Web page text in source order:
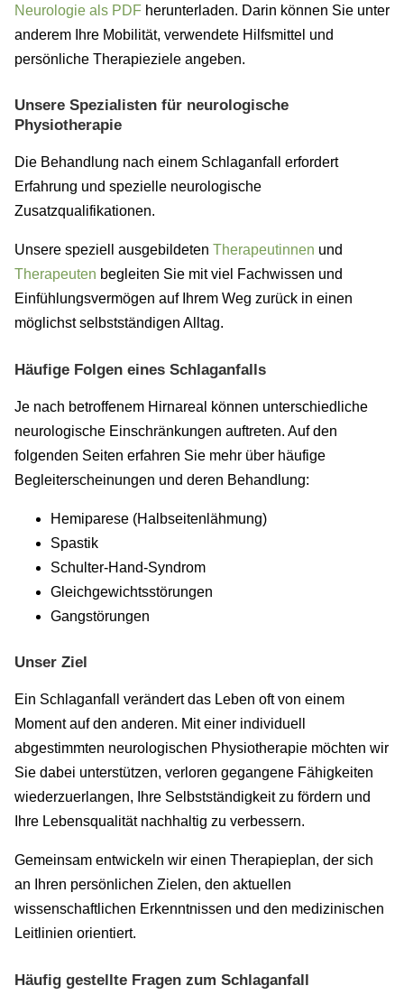
Neurologie als PDF herunterladen. Darin können Sie unter
anderem Ihre Mobilität, verwendete Hilfsmittel und
persönliche Therapieziele angeben.
Unsere Spezialisten für neurologische
Physiotherapie
Die Behandlung nach einem Schlaganfall erfordert
Erfahrung und spezielle neurologische
Zusatzqualifikationen.
Unsere speziell ausgebildeten Therapeutinnen und
Therapeuten begleiten Sie mit viel Fachwissen und
Einfühlungsvermögen auf Ihrem Weg zurück in einen
möglichst selbstständigen Alltag.
Häufige Folgen eines Schlaganfalls
Je nach betroffenem Hirnareal können unterschiedliche
neurologische Einschränkungen auftreten. Auf den
folgenden Seiten erfahren Sie mehr über häufige
Begleiterscheinungen und deren Behandlung:
Hemiparese (Halbseitenlähmung)
Spastik
Schulter-Hand-Syndrom
Gleichgewichtsstörungen
Gangstörungen
Unser Ziel
Ein Schlaganfall verändert das Leben oft von einem
Moment auf den anderen. Mit einer individuell
abgestimmten neurologischen Physiotherapie möchten wir
Sie dabei unterstützen, verloren gegangene Fähigkeiten
wiederzuerlangen, Ihre Selbstständigkeit zu fördern und
Ihre Lebensqualität nachhaltig zu verbessern.
Gemeinsam entwickeln wir einen Therapieplan, der sich
an Ihren persönlichen Zielen, den aktuellen
wissenschaftlichen Erkenntnissen und den medizinischen
Leitlinien orientiert.
Häufig gestellte Fragen zum Schlaganfall